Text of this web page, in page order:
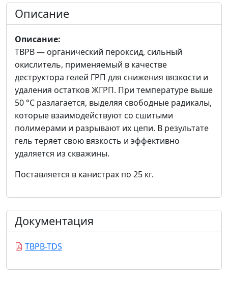
Описание
Описание:
ТВРВ — органический пероксид, сильный
окислитель, применяемый в качестве
деструктора гелей ГРП для снижения вязкости и
удаления остатков ЖГРП. При температуре выше
50 °С разлагается, выделяя свободные радикалы,
которые взаимодействуют со сшитыми
полимерами и разрывают их цепи. В результате
гель теряет свою вязкость и эффективно
удаляется из скважины.
Поставляется в канистрах по 25 кг.
Документация
TBPB-TDS